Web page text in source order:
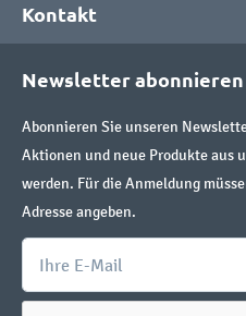
Kontakt
Newsletter abonnieren
Abonnieren Sie unseren
Aktionen und neue Produkte aus
werden. Für die Anmeldung
Adresse angeben.